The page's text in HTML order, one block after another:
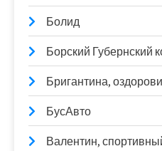
Болид
Борский Губернский
Бригантина,
БусАвто
Валентин,